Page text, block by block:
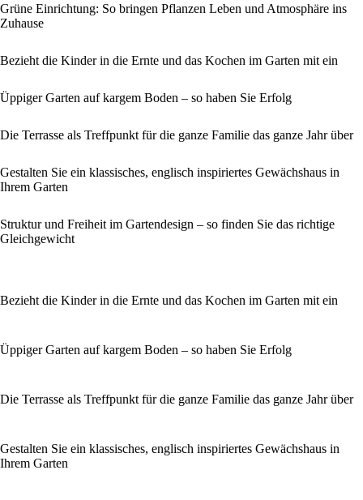
Grüne Einrichtung: So bringen Pflanzen Leben und Atmosphäre ins
Zuhause
Bezieht die Kinder in die Ernte und das Kochen im Garten mit ein
Üppiger Garten auf kargem Boden – so haben Sie Erfolg
Die Terrasse als Treffpunkt für die ganze Familie das ganze Jahr über
Gestalten Sie ein klassisches, englisch inspiriertes Gewächshaus in
Ihrem Garten
Struktur und Freiheit im Gartendesign – so finden Sie das richtige
Gleichgewicht
Bezieht die Kinder in die Ernte und das Kochen im Garten mit ein
Üppiger Garten auf kargem Boden – so haben Sie Erfolg
Die Terrasse als Treffpunkt für die ganze Familie das ganze Jahr über
Gestalten Sie ein klassisches, englisch inspiriertes Gewächshaus in
Ihrem Garten